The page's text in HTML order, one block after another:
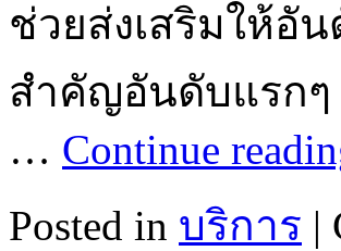
ช่วยส่งเสริมให้อั
สำคัญอันดับแรกๆ
… Continue
Posted in บริการ |